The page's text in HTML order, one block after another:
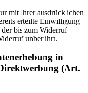
mit Ihrer ausdrücklichen
erteilte Einwilligung
bis zum Widerruf
unberührt.
in
(Art.